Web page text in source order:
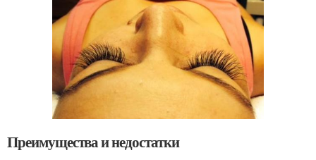
Преимущества и недостатки